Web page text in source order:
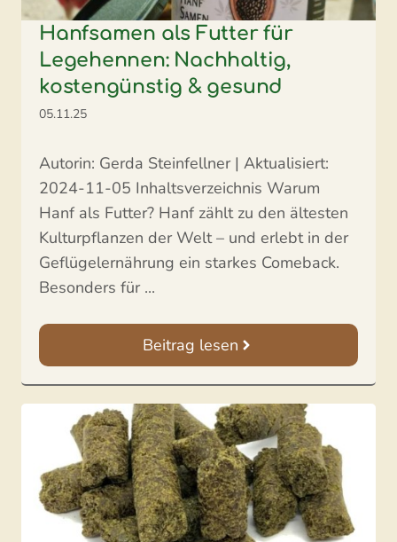
Hanfsamen als Futter für
Legehennen: Nachhaltig,
kostengünstig & gesund
05.11.25
Autorin: Gerda Steinfellner | Aktualisiert:
2024-11-05 Inhaltsverzeichnis Warum
Hanf als Futter? Hanf zählt zu den ältesten
Kulturpflanzen der Welt – und erlebt in der
Geflügelernährung ein starkes Comeback.
Besonders für ...
Beitrag lesen